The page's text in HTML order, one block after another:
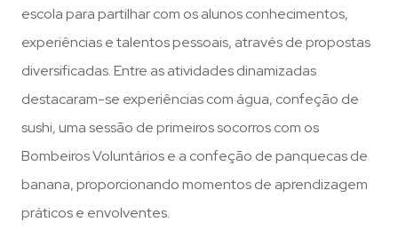
escola para partilhar com os alunos conhecimentos,
experiências e talentos pessoais, através de propostas
diversificadas. Entre as atividades dinamizadas
destacaram-se experiências com água, confeção de
sushi, uma sessão de primeiros socorros com os
Bombeiros Voluntários e a confeção de panquecas de
banana, proporcionando momentos de aprendizagem
práticos e envolventes.